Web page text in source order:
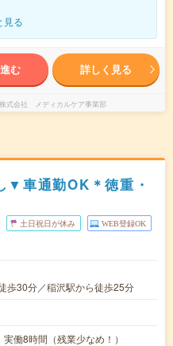
見る
む 詳しく見る
式会社 メディカルケア事業部
▼車通勤OK＊徳重・
土日祝日が休み WEB登録OK
歩30分／稲沢駅から徒歩25分
働8時間（残業少なめ！）